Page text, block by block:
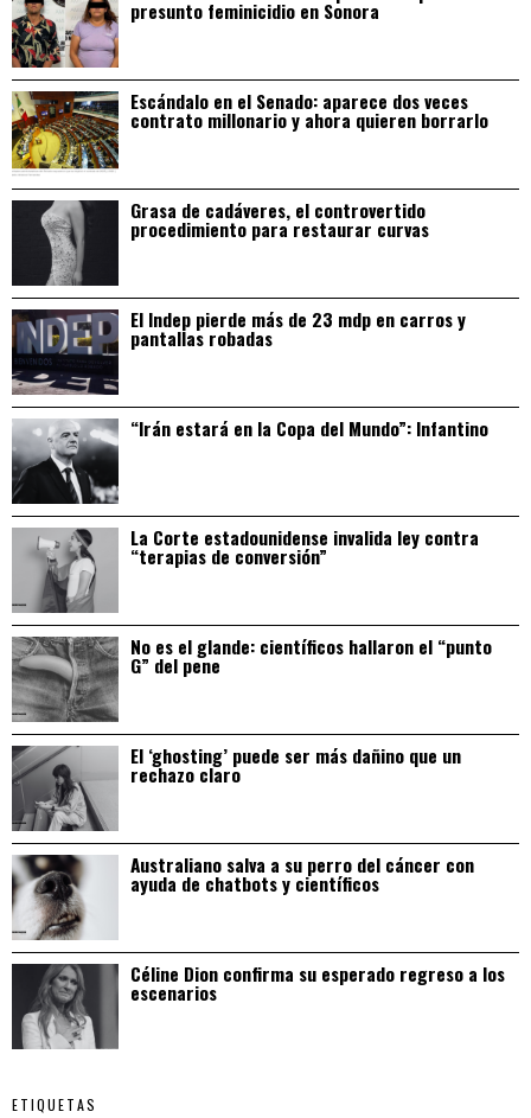
presunto feminicidio en Sonora
Escándalo en el Senado: aparece dos veces
contrato millonario y ahora quieren borrarlo
Grasa de cadáveres, el controvertido
procedimiento para restaurar curvas
El Indep pierde más de 23 mdp en carros y
pantallas robadas
“Irán estará en la Copa del Mundo”: Infantino
La Corte estadounidense invalida ley contra
“terapias de conversión”
No es el glande: científicos hallaron el “punto
G” del pene
El ‘ghosting’ puede ser más dañino que un
rechazo claro
Australiano salva a su perro del cáncer con
ayuda de chatbots y científicos
Céline Dion confirma su esperado regreso a los
escenarios
ETIQUETAS